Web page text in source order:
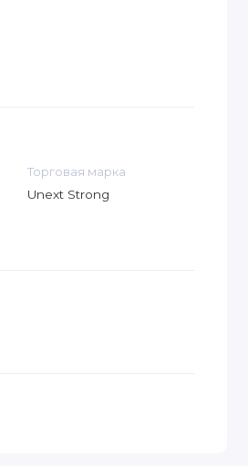
Торговая марка
Unext Strong